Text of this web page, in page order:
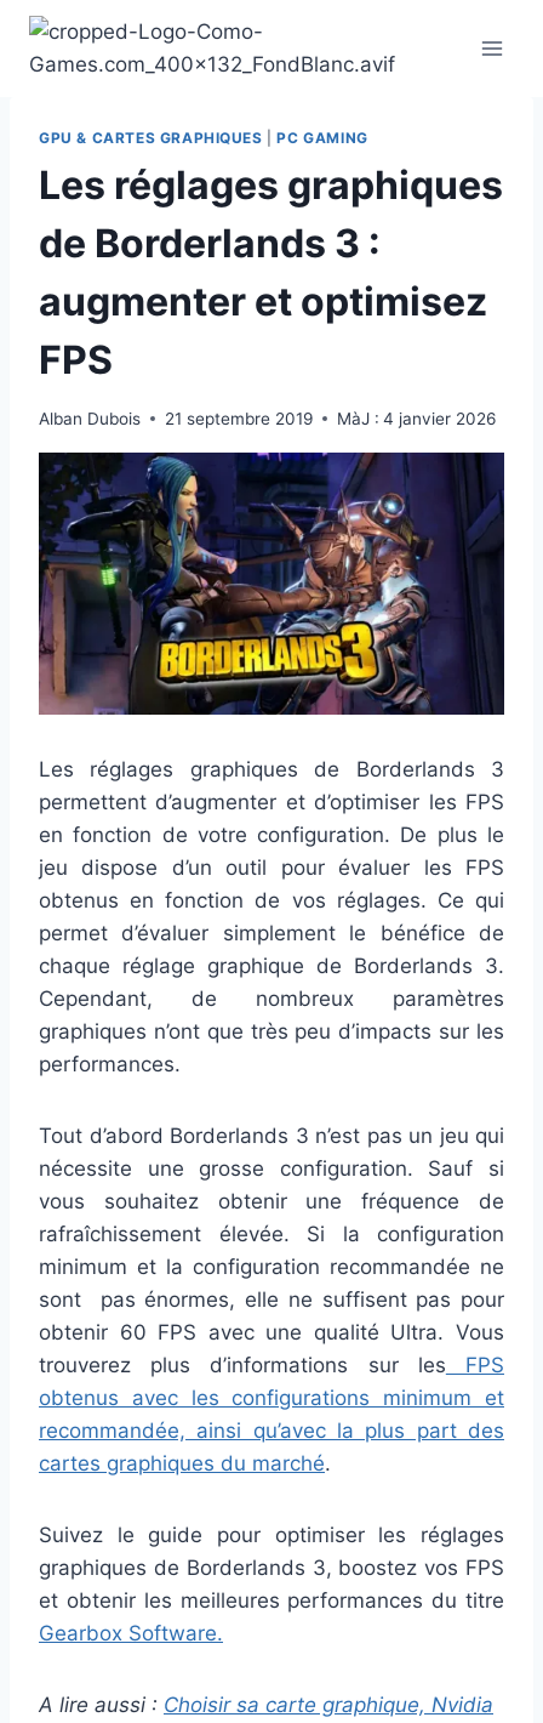
Aller
contenu
GPU & CARTES GRAPHIQUES |PC GAMING
Les réglages graphiques
de Borderlands 3 :
augmenter et optimisez
FPS
Alban Dubois 21 septembre 2019 MàJ : 4 janvier 2026
Les réglages graphiques de Borderlands 3
permettent d’augmenter et d’optimiser les FPS
en fonction de votre configuration. De plus le
jeu dispose d’un outil pour évaluer les FPS
obtenus en fonction de vos réglages. Ce qui
permet d’évaluer simplement le bénéfice de
chaque réglage graphique de Borderlands 3.
Cependant, de nombreux paramètres
graphiques n’ont que très peu d’impacts sur les
performances.
Tout d’abord Borderlands 3 n’est pas un jeu qui
nécessite une grosse configuration. Sauf si
vous souhaitez obtenir une fréquence de
rafraîchissement élevée. Si la configuration
minimum et la configuration recommandée ne
sont pas énormes, elle ne suffisent pas pour
obtenir 60 FPS avec une qualité Ultra. Vous
trouverez plus d’informations sur les FPS
obtenus avec les configurations minimum et
recommandée, ainsi qu’avec la plus part des
cartes graphiques du marché.
Suivez le guide pour optimiser les réglages
graphiques de Borderlands 3, boostez vos FPS
et obtenir les meilleures performances du titre
Gearbox Software.
A lire aussi : Choisir sa carte graphique, Nvidia